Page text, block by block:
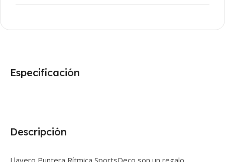
Descripción
Especificación